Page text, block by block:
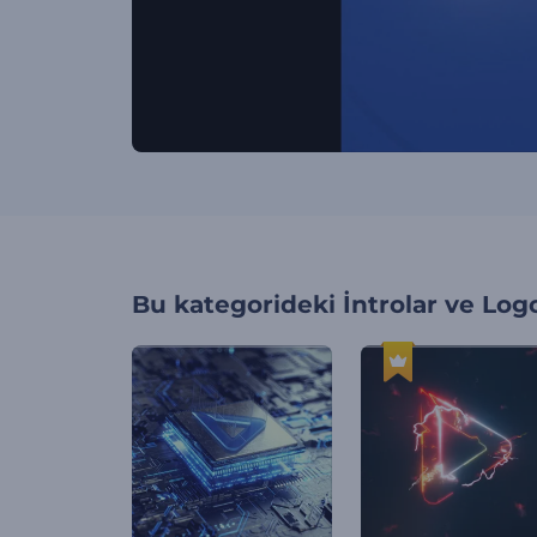
Bu kategorideki İntrolar ve